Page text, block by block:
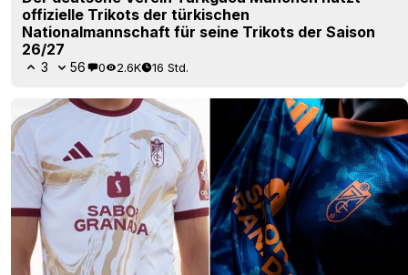
offizielle Trikots der türkischen
Nationalmannschaft für seine Trikots der Saison
26/27
3 56 0 2.6K 16 Std.